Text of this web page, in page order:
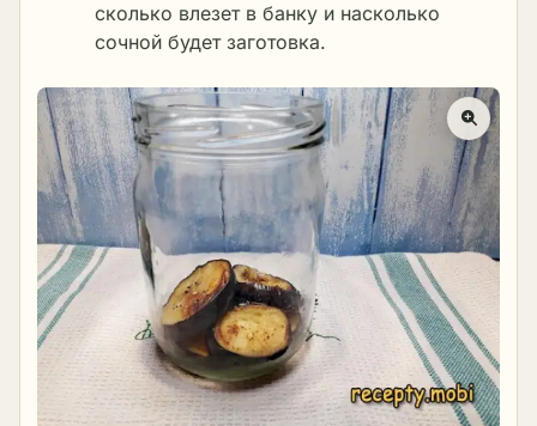
сколько влезет в банку и насколько
сочной будет заготовка.